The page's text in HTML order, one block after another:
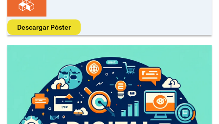
Descargar Póster